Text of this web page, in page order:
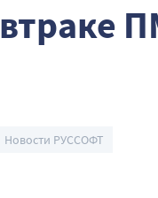
Новости РУССОФТ